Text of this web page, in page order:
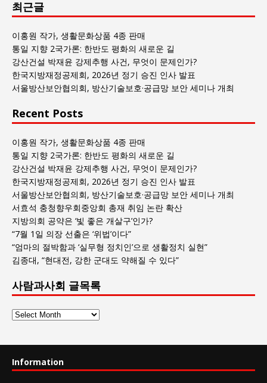
과
사
회
글
목
록
최근글
이홍원 작가, 생활문화상품 4종 판매
통일 지향 2국가론: 한반도 평화의 새로운 길
강산건설 박재윤 강제추행 사건, 무엇이 문제인가?
한국지방재정공제회, 2026년 정기 승진 인사 발표
서울방산보안협의회, 방산기술보호·공급망 보안 세미나 개최
Recent Posts
이홍원 작가, 생활문화상품 4종 판매
통일 지향 2국가론: 한반도 평화의 새로운 길
강산건설 박재윤 강제추행 사건, 무엇이 문제인가?
한국지방재정공제회, 2026년 정기 승진 인사 발표
서울방산보안협의회, 방산기술보호·공급망 보안 세미나 개최
서효석 충청향우회중앙회 총재 취임 논란 확산
지방의회 공약은 ‘빛 좋은 개살구’인가?
“7월 1일 의장 선출은 ‘위법’이다”
“엄마의 절박함과 ‘실무형 정치인’으로 생활정치 실현”
김종대, “현대전, 강한 군대도 약해질 수 있다”
사람과사회 글목록
사
회
Information